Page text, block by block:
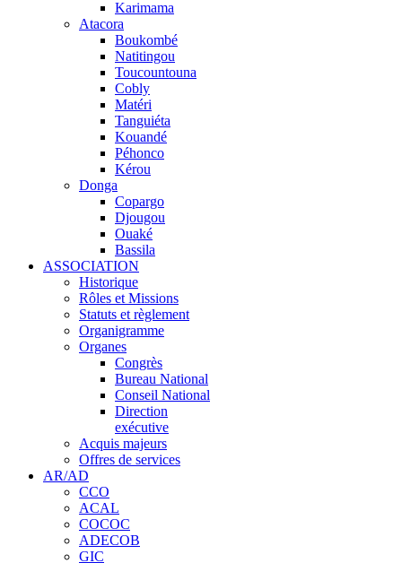
Karimama
Atacora
Boukombé
Natitingou
Toucountouna
Cobly
Matéri
Tanguiéta
Kouandé
Péhonco
Kérou
Donga
Copargo
Djougou
Ouaké
Bassila
ASSOCIATION
Historique
Rôles et Missions
Statuts et règlement
Organigramme
Organes
Congrès
Bureau National
Conseil National
Direction
exécutive
Acquis majeurs
Offres de services
AR/AD
CCO
ACAL
COCOC
ADECOB
GIC